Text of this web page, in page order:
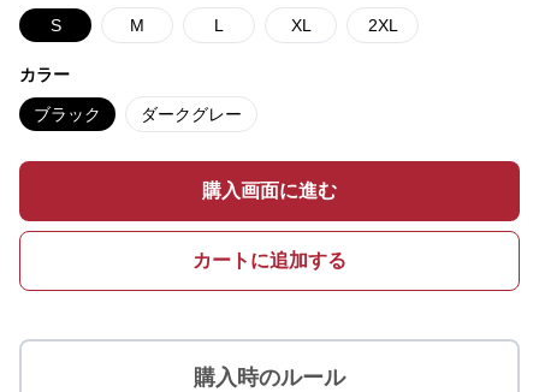
S M L XL 2XL
カラー
ブラック ダークグレー
購入画面に進む
カートに追加する
購入時のルール